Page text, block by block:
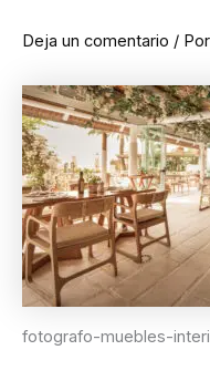
Deja un comentario / Por
fotografo-muebles-